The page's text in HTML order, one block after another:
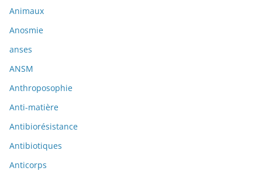
Animaux
Anosmie
anses
ANSM
Anthroposophie
Anti-matière
Antibiorésistance
Antibiotiques
Anticorps